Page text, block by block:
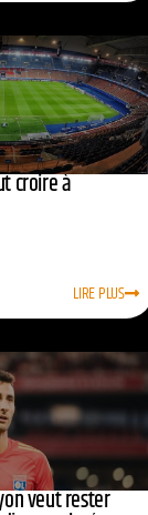
croire à
LIRE PLUS
veut rester